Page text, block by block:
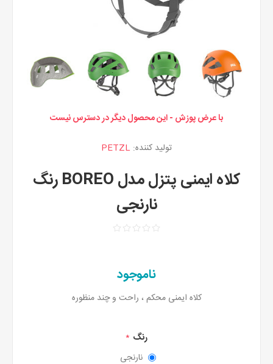
با عرض پوزش - این محصول دیگر در دسترس نیست
تولید کننده: PETZL
کلاه ایمنی پتزل مدل BOREO رنگ
نارنجی
ناموجود
کلاه ایمنی محکم ، راحت و چند منظوره
رنگ *
نارنجی